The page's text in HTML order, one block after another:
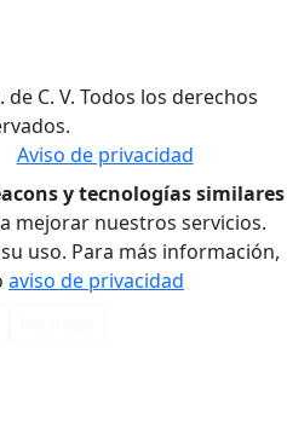
de C. V. Todos los derechos
Aviso de privacidad
y tecnologías similares
mejorar nuestros servicios.
uso. Para más información,
aviso de privacidad